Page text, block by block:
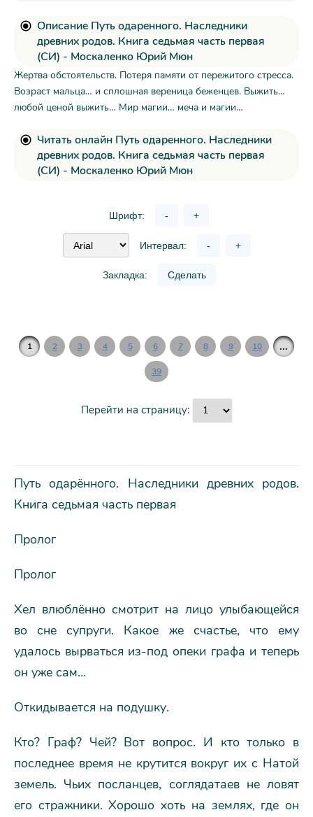
Описание Путь одаренного. Наследники
древних родов. Книга седьмая часть первая
(СИ) - Москаленко Юрий Мюн
Жертва обстоятельств. Потеря памяти от пережитого стресса.
Возраст мальца… и сплошная вереница беженцев. Выжить…
любой ценой выжить… Мир магии… меча и магии…
Читать онлайн Путь одаренного. Наследники
древних родов. Книга седьмая часть первая
(СИ) - Москаленко Юрий Мюн
Шрифт: - +
Интервал: - +
Закладка: Сделать
1 2 3 4 5 6 7 8 9 10 ...
39
Перейти на страницу:
Путь одарённого. Наследники древних родов.
Книга седьмая часть первая
Пролог
Пролог
Хел влюблённо смотрит на лицо улыбающейся
во сне супруги. Какое же счастье, что ему
удалось вырваться из-под опеки графа и теперь
он уже сам…
Откидывается на подушку.
Кто? Граф? Чей? Вот вопрос. И кто только в
последнее время не крутится вокруг их с Натой
земель. Чьих посланцев, соглядатаев не ловят
его стражники. Хорошо хоть на землях, где он